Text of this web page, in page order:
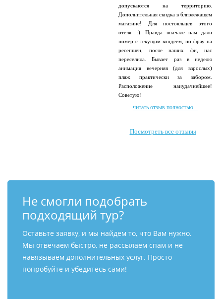
допускаются на территорию.
Дополнительная скидка в близлежащем
магазине! Для постояльцев этого
отеля. :). Правда вначале нам дали
номер с текущим кондеем, но фрау на
ресепшен, после наших фи, нас
переселила. Бывает раз в неделю
анимация вечерняя (для взрослых)
пляж практически за забором.
Расположение наиудачнейшее!
Советую!
читать отзыв полностью...
Посмотреть все отзывы
Не смогли подобрать
подходящий тур?
Оставьте заявку, и мы найдем то, что Вам нужно.
Мы отвечаем быстро, не рассылаем спам и не
навязываем дополнительных услуг. Просто
попробуйте и убедитесь сами!